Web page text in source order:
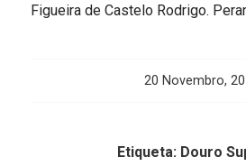
Figueira de Castelo Rodrigo.
20 Novembro,
Etiqueta: Douro